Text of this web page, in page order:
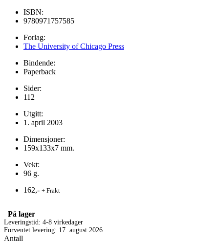
ISBN:
9780971757585
Forlag:
The University of Chicago Press
Bindende:
Paperback
Sider:
112
Utgitt:
1. april 2003
Dimensjoner:
159x133x7 mm.
Vekt:
96 g.
162,- + Frakt
På lager
Leveringstid: 4-8 virkedager
Forventet levering: 17. august 2026
Antall